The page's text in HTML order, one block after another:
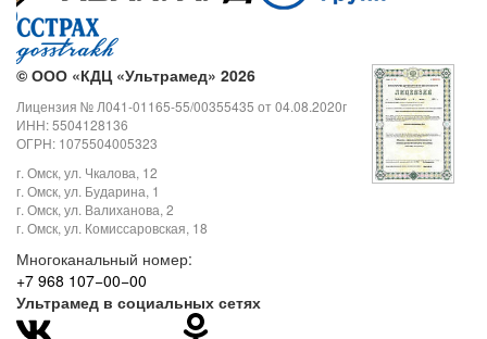
© ООО «КДЦ «Ультрамед» 2026
Лицензия № Л041-01165-55/00355435 от 04.08.2020г
ИНН: 5504128136
ОГРН: 1075504005323
г. Омск, ул. Чкалова, 12
г. Омск, ул. Бударина, 1
г. Омск, ул. Валиханова, 2
г. Омск, ул. Комиссаровская, 18
Многоканальный номер:
+7 968 107−00−00
Ультрамед в социальных сетях